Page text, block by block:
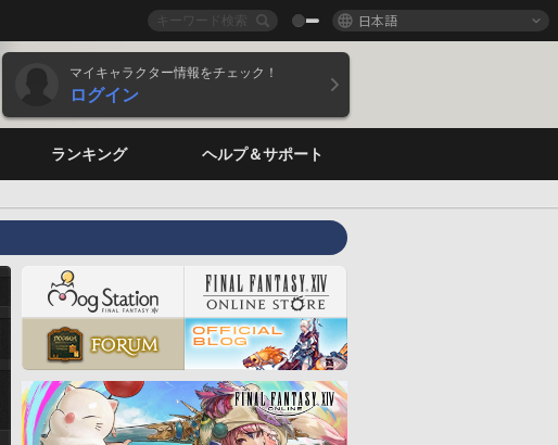
日本語
マイキャラクター情報をチェック！
ログイン
ランキング ヘルプ＆サポート